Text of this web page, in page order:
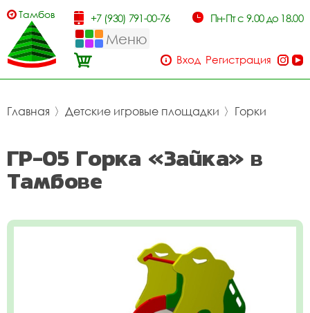
Тамбов +7 (930) 791-00-76 Пн-Пт с 9.00 до 18.00
Меню
Вход Регистрация
Главная 〉 Детские игровые площадки 〉 Горки
ГР-05 Горка «Зайка» в
Тамбове